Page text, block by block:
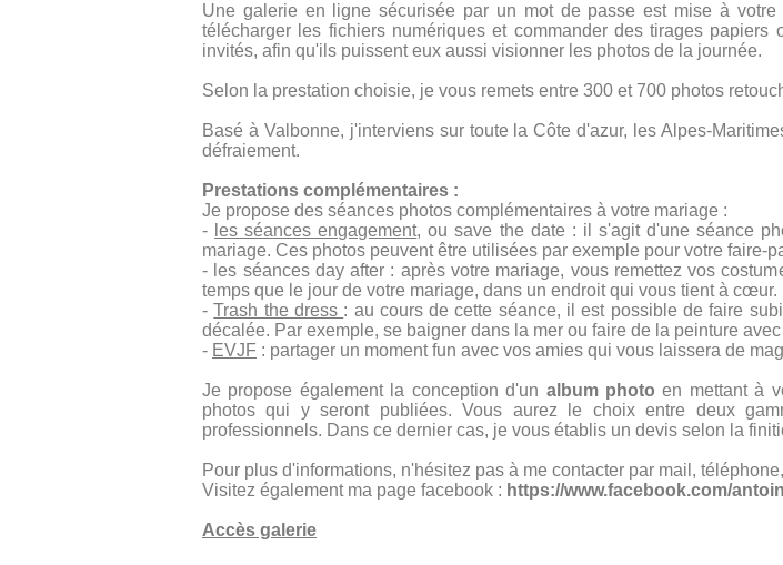
Une galerie en ligne sécurisée par un mot de passe est mise à
télécharger les fichiers numériques et commander des tirages
invités, afin qu'ils puissent eux aussi visionner les photos de la journée.
Selon la prestation choisie, je vous remets entre 300 et 700 photos
Basé à Valbonne, j'interviens sur toute la Côte d'azur, les Alpes-
défraiement.
Prestations complémentaires :
Je propose des séances photos complémentaires à votre mariage :
- les séances engagement, ou save the date : il s'agit d'une séance
mariage. Ces photos peuvent être utilisées par exemple pour votre faire-
- les séances day after : après votre mariage, vous remettez vos
temps que le jour de votre mariage, dans un endroit qui vous tient à cœur.
-Trash the dress : au cours de cette séance, il est possible de faire
décalée. Par exemple, se baigner dans la mer ou faire de la peinture
- EVJF : partager un moment fun avec vos amies qui vous laissera de
Je propose également la conception d'un album photo en mettant à
photos qui y seront publiées. Vous aurez le choix entre deux
professionnels. Dans ce dernier cas, je vous établis un devis selon la
Pour plus d'informations, n'hésitez pas à me contacter par mail,
Visitez également ma page facebook : https://www.facebook.com/
Accès galerie